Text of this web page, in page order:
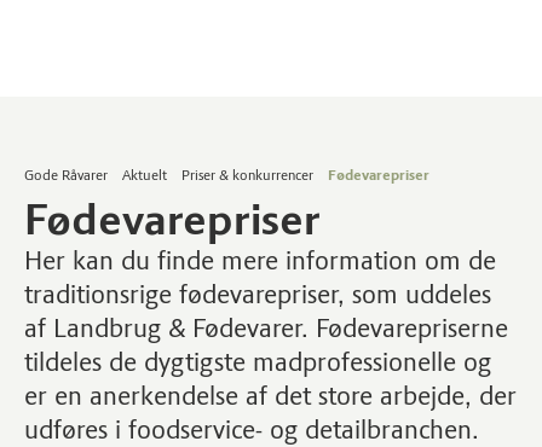
Gode Råvarer Aktuelt Priser & konkurrencer Fødevarepriser
Fødevarepriser
Her kan du finde mere information om de
traditionsrige fødevarepriser, som uddeles
af Landbrug & Fødevarer. Fødevarepriserne
tildeles de dygtigste madprofessionelle og
er en anerkendelse af det store arbejde, der
udføres i foodservice- og detailbranchen.